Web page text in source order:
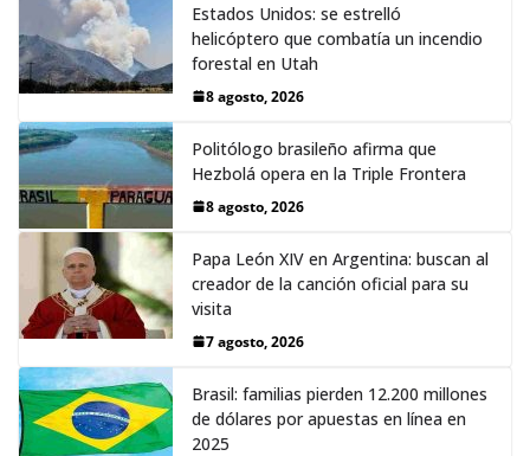
Estados Unidos: se estrelló
helicóptero que combatía un incendio
forestal en Utah
8 agosto, 2026
Politólogo brasileño afirma que
Hezbolá opera en la Triple Frontera
8 agosto, 2026
Papa León XIV en Argentina: buscan al
creador de la canción oficial para su
visita
7 agosto, 2026
Brasil: familias pierden 12.200 millones
de dólares por apuestas en línea en
2025